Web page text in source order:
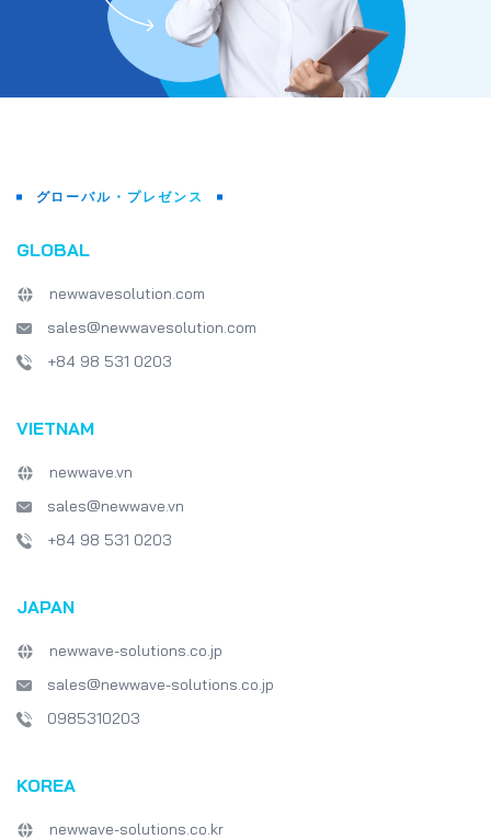
グローバル・プレゼンス
GLOBAL
newwavesolution.com
sales@newwavesolution.com
+84 98 531 0203
VIETNAM
newwave.vn
sales@newwave.vn
+84 98 531 0203
JAPAN
newwave-solutions.co.jp
sales@newwave-solutions.co.jp
0985310203
KOREA
newwave-solutions.co.kr